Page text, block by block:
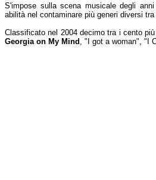
S'impose sulla scena musicale degli
abilità nel contaminare più generi diversi
Classificato nel 2004 decimo tra i cento
Georgia on My Mind , "I got a woman", "I